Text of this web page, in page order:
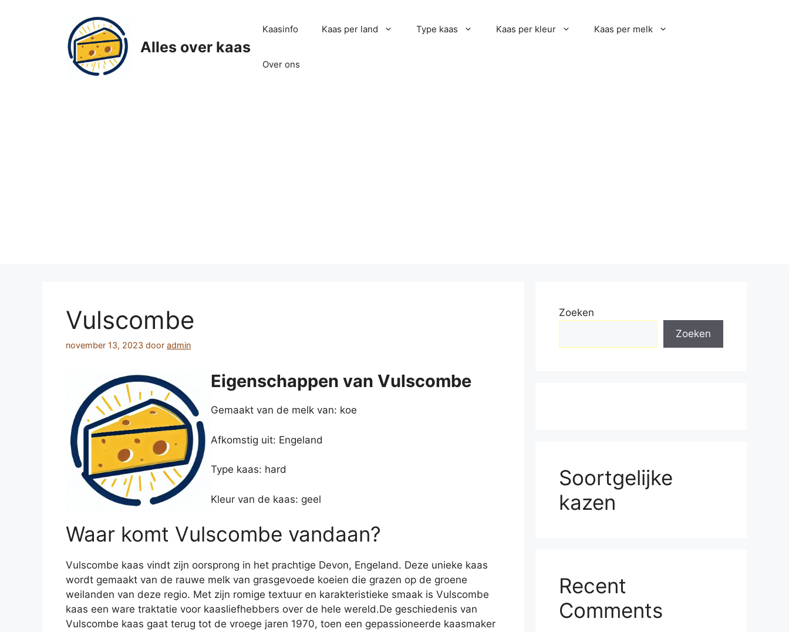
Alles over kaas
Kaasinfo Kaas per land Type kaas Kaas per kleur Kaas per melk
Over ons
Vulscombe
november 13, 2023 door admin
Eigenschappen van Vulscombe
Gemaakt van de melk van: koe
Afkomstig uit: Engeland
Type kaas: hard
Kleur van de kaas: geel
Waar komt Vulscombe vandaan?
Vulscombe kaas vindt zijn oorsprong in het prachtige Devon, Engeland. Deze unieke kaas
wordt gemaakt van de rauwe melk van grasgevoede koeien die grazen op de groene
weilanden van deze regio. Met zijn romige textuur en karakteristieke smaak is Vulscombe
kaas een ware traktatie voor kaasliefhebbers over de hele wereld.De geschiedenis van
Vulscombe kaas gaat terug tot de vroege jaren 1970, toen een gepassioneerde kaasmaker
Zoeken
Zoeken
Soortgelijke
kazen
Recent
Comments